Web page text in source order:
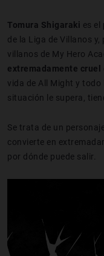
Tomura Shigaraki es el
de la Liga de Villanos
villanos de My Hero
extremadamente cruel
vida de All Might y todo
situación le supera,
Se trata de un
convierte en
por dónde puede salir.